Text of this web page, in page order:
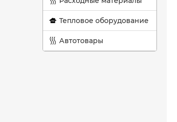
Тепловое оборудование
Автотовары